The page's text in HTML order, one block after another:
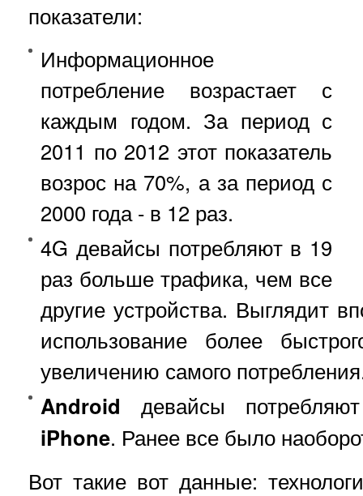
показатели:
Информационное
потребление возрастает с
каждым годом. За период с
2011 по 2012 этот показатель
возрос на 70%, а за период с
2000 года - в 12 раз.
4G девайсы потребляют в 19
раз больше трафика, чем все
другие устройства. Выглядит
использование более
увеличению самого
Android девайсы
iPhone. Ранее все было
Вот такие вот данные: